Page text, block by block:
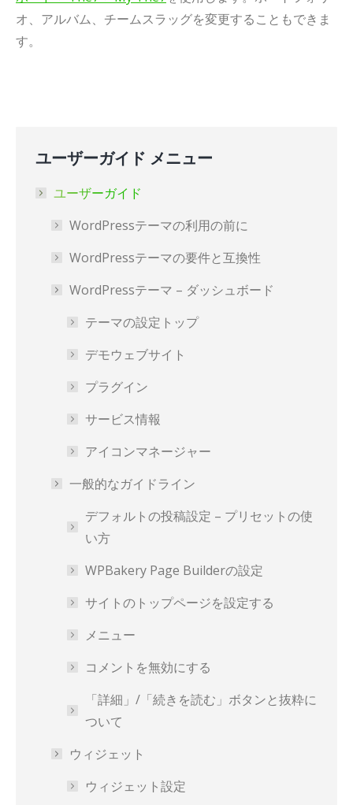
オ、アルバム、チームスラッグを変更することもできま
す。
ユーザーガイド メニュー
ユーザーガイド
WordPressテーマの利用の前に
WordPressテーマの要件と互換性
WordPressテーマ – ダッシュボード
テーマの設定トップ
デモウェブサイト
プラグイン
サービス情報
アイコンマネージャー
一般的なガイドライン
デフォルトの投稿設定 – プリセットの使
い方
WPBakery Page Builderの設定
サイトのトップページを設定する
メニュー
コメントを無効にする
「詳細」/「続きを読む」ボタンと抜粋に
ついて
ウィジェット
ウィジェット設定